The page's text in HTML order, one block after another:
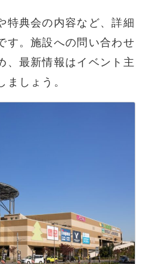
特典会の内容など、詳細
す。施設への問い合わせ
、最新情報はイベント主
しょう。